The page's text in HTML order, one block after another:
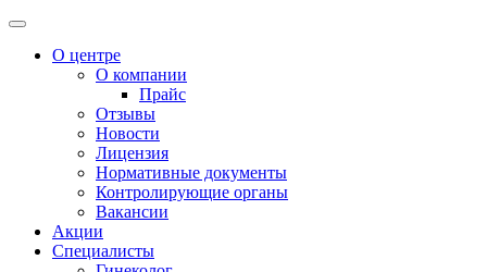
О центре
О компании
Прайс
Отзывы
Новости
Лицензия
Нормативные документы
Контролирующие органы
Вакансии
Акции
Специалисты